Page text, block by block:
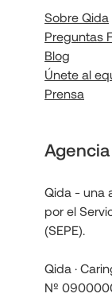
Sobre Qida
Preguntas
Blog
Únete al
Prensa
Qida - una
por el
(SEPE).
Qida ·
Nº